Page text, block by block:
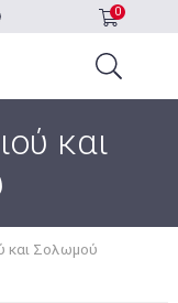
0
και
και Σολωμού